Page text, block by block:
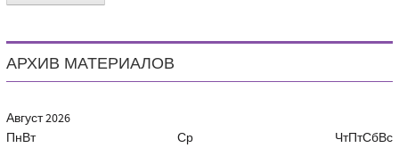
АРХИВ МАТЕРИАЛОВ
Август2026
ПнВт Ср ЧтПтСбВс